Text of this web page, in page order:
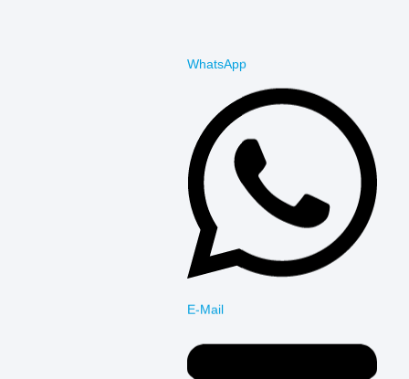
WhatsApp
E-Mail